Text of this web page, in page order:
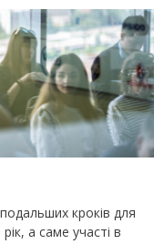
кроків для
а саме участі в